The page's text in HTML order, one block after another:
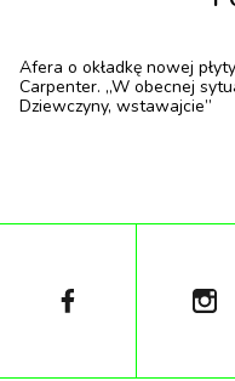
zaburzeniami
źródeł pomocy.
Afera o okładkę nowej
Carpenter. „W obecnej
Dziewczyny, wstawajcie”